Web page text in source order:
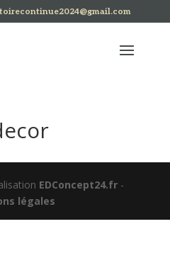
EDConcept24.fr -
légales